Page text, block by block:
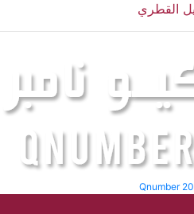
القطري
Qnumber